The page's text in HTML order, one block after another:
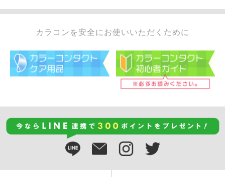
カラコンを安全にお使いいただくために